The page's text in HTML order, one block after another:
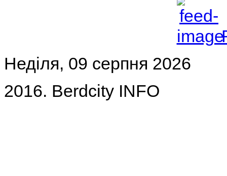
Неділя, 09 серпня 2026
2016. Berdcity INFO